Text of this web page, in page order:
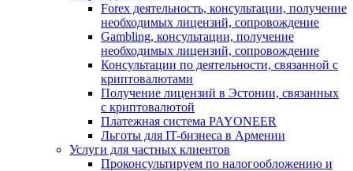
Forex деятельность, консультации, получение
необходимых лицензий, сопровождение
Gambling, консультации, получение
необходимых лицензий, сопровождение
Консультации по деятельности, связанной с
криптовалютами
Получение лицензий в Эстонии, связанных
с криптовалютой
Платежная система PAYONEER
Льготы для IT-бизнеса в Армении
Услуги для частных клиентов
Проконсультируем по налогообложению и